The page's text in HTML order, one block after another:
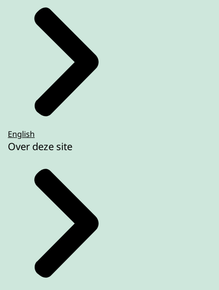
English
Over deze site